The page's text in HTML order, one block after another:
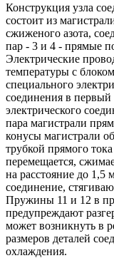
Конструкция узла
состоит из
сжиженого азота,
пар - 3 и 4 - прямые
Электрические
температуры с
специального
соединения в первый
электрического
пара магистрали
конусы магистрали
трубкой прямого
перемещается,
на расстояние до 1,5
соединение,
Пружины 11 и 12 в
предупреждают
может возникнуть в
размеров деталей
охлаждения.